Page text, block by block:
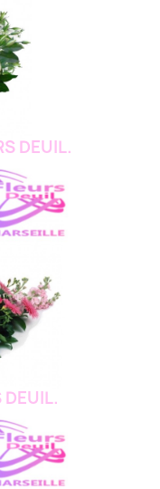
DEUIL.
DEUIL.